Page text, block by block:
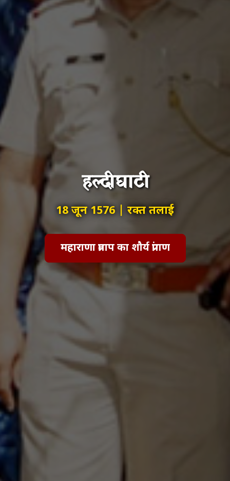
हल्दीघाटी
18 जून 1576 | रक्त तलाई
महाराणा प्रताप का शौर्य प्रांगण